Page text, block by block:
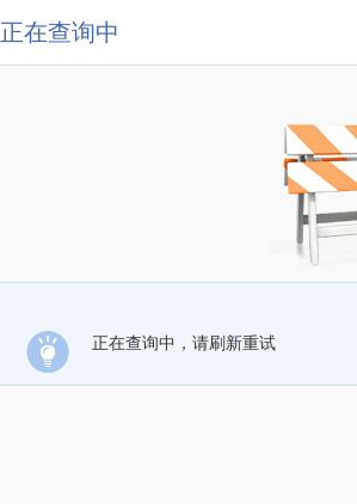
正在查询中
正在查询中，请刷新重试